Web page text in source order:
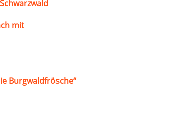
mit
Burgwaldfrösche“